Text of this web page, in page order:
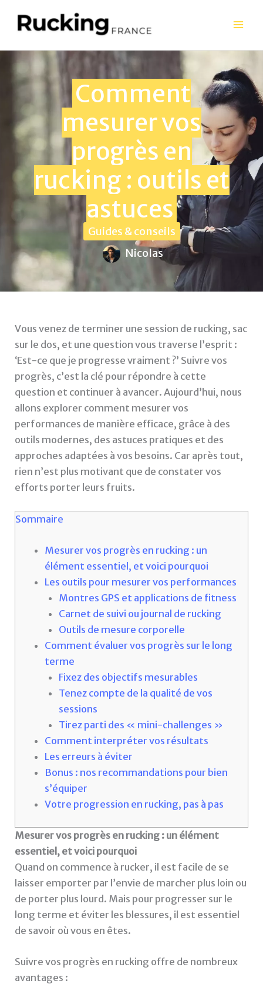
Comment
mesurer vos
progrès en
rucking : outils et
astuces
Guides & conseils
Nicolas
Vous venez de terminer une session de rucking, sac
sur le dos, et une question vous traverse l’esprit :
‘Est-ce que je progresse vraiment ?’ Suivre vos
progrès, c’est la clé pour répondre à cette
question et continuer à avancer. Aujourd’hui, nous
allons explorer comment mesurer vos
performances de manière efficace, grâce à des
outils modernes, des astuces pratiques et des
approches adaptées à vos besoins. Car après tout,
rien n’est plus motivant que de constater vos
efforts porter leurs fruits.
Sommaire
Mesurer vos progrès en rucking : un
élément essentiel, et voici pourquoi
Les outils pour mesurer vos performances
Montres GPS et applications de fitness
Carnet de suivi ou journal de rucking
Outils de mesure corporelle
Comment évaluer vos progrès sur le long
terme
Fixez des objectifs mesurables
Tenez compte de la qualité de vos
sessions
Tirez parti des « mini-challenges »
Comment interpréter vos résultats
Les erreurs à éviter
Bonus : nos recommandations pour bien
s’équiper
Votre progression en rucking, pas à pas
Mesurer vos progrès en rucking : un élément
essentiel, et voici pourquoi
Quand on commence à rucker, il est facile de se
laisser emporter par l’envie de marcher plus loin ou
de porter plus lourd. Mais pour progresser sur le
long terme et éviter les blessures, il est essentiel
de savoir où vous en êtes.
Suivre vos progrès en rucking offre de nombreux
avantages :